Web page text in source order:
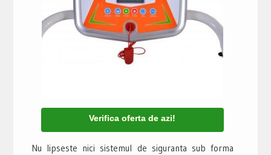
Verifica oferta de azi!
Nu lipseste nici sistemul de siguranta sub forma